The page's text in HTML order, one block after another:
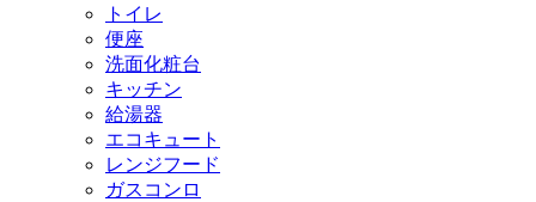
トイレ
便座
洗面化粧台
キッチン
給湯器
エコキュート
レンジフード
ガスコンロ